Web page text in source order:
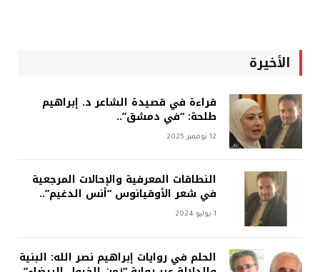
الأخيرة
قراءة في قصيدة الشاعر د. إبراهيم
طلحة: “في دمشق”..
12 نوفمبر 2025
النطاقات المعرفية والإحالات المرجعية
في شعر الأوقيانوس “أنس الدغيم”..
1 يوليو 2024
الحلم في روايات إبراهيم نصر الله: البنية